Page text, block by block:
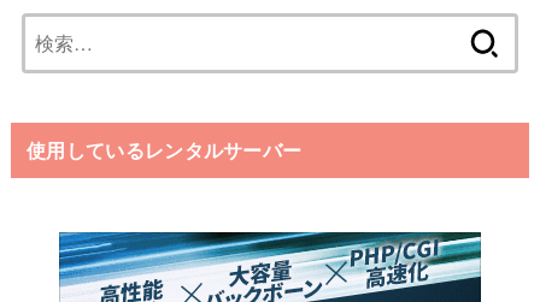
索:
使用しているレンタルサーバー